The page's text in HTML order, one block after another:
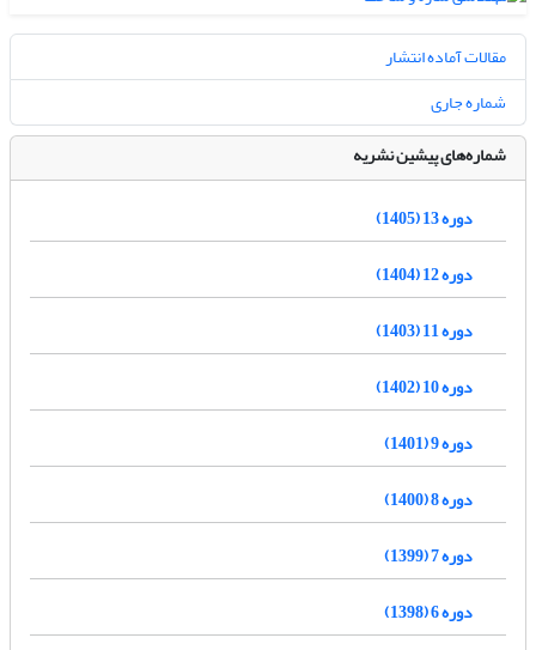
مقالات آماده انتشار
شماره جاری
شماره‌های پیشین نشریه
دوره 13 (1405)
دوره 12 (1404)
دوره 11 (1403)
دوره 10 (1402)
دوره 9 (1401)
دوره 8 (1400)
دوره 7 (1399)
دوره 6 (1398)